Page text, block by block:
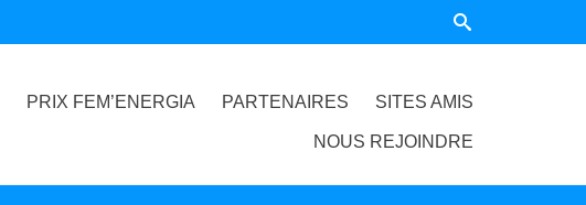
PRIX FEM’ENERGIA PARTENAIRES SITES AMIS
NOUS REJOINDRE